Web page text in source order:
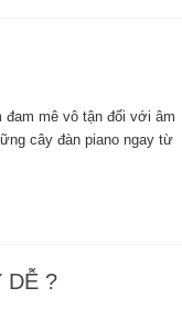
mê vô tận đối với âm
cây đàn piano ngay từ
DỄ ?